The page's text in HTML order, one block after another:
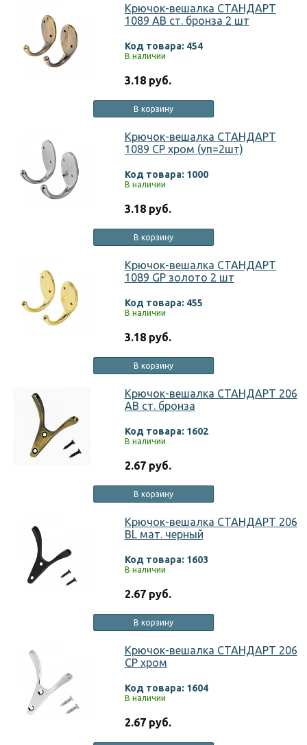
Крючок-вешалка СТАНДАРТ
1089 AB ст. бронза 2 шт
Код товара: 454
В наличии
3.18 руб.
В корзину
Крючок-вешалка СТАНДАРТ
1089 CP хром (уп=2шт)
Код товара: 1000
В наличии
3.18 руб.
В корзину
Крючок-вешалка СТАНДАРТ
1089 GP золото 2 шт
Код товара: 455
В наличии
3.18 руб.
В корзину
Крючок-вешалка СТАНДАРТ 206
AB ст. бронза
Код товара: 1602
В наличии
2.67 руб.
В корзину
Крючок-вешалка СТАНДАРТ 206
BL мат. черный
Код товара: 1603
В наличии
2.67 руб.
В корзину
Крючок-вешалка СТАНДАРТ 206
CP хром
Код товара: 1604
В наличии
2.67 руб.